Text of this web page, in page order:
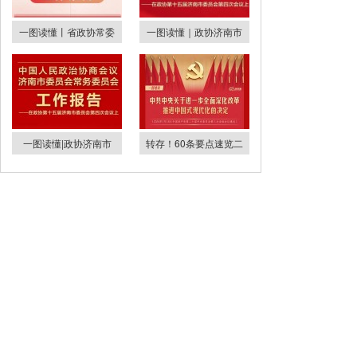
一图读懂丨省政协常委 一图读懂｜政协济南市
一图读懂|政协济南市 转存！60条要点速览二